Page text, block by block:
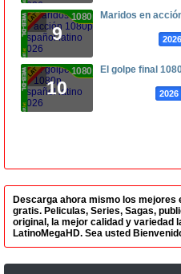
9
1080p Maridos en
2026
10
1080p El golpe final
2026
Descarga ahora mismo los mejores
gratis. Peliculas, Series, Sagas,
original, la mejor calidad y variedad
LatinoMegaHD. Sea usted